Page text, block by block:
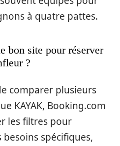
à quatre pattes.
bon site pour réserver
?
comparer plusieurs
KAYAK, Booking.com
les filtres pour
spécifiques,